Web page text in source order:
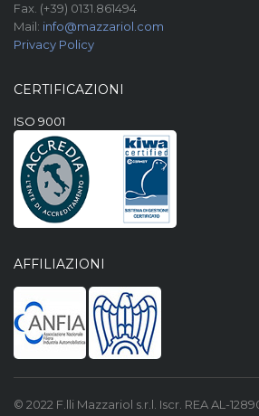
Fax. (+39) 0131.861494
Mail: info@mazzariol.com
Privacy Policy
CERTIFICAZIONI
ISO 9001
AFFILIAZIONI
© 2022 F.lli Mazzariol s.r.l. Iscr. REA AL-